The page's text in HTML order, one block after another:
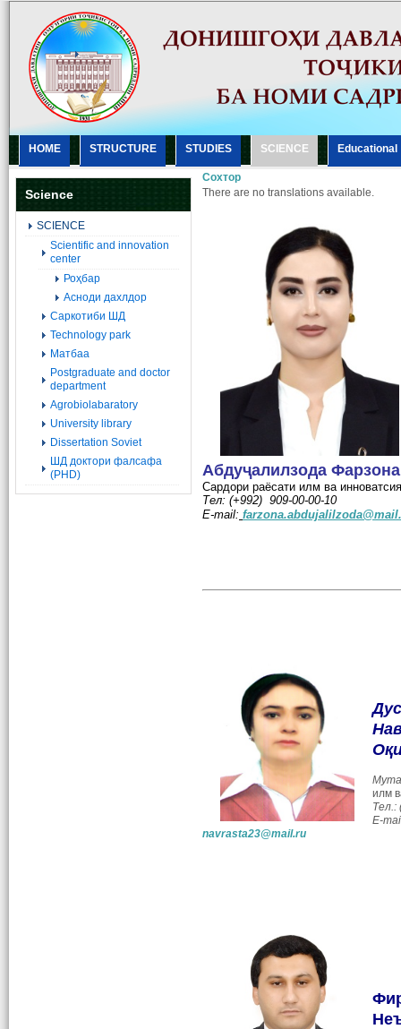
HOME STRUCTURE STUDIES SCIENCE Еducational
Science
SCIENCE
Scientific and innovation
center
Роҳбар
Асноди дахлдор
Саркотиби ШД
Technology park
Матбаа
Postgraduate and doctor
department
Agrobiolabaratory
University library
Dissertation Soviet
ШД доктори фалсафа
(PHD)
Сохтор
There are no translations available.
Абдуҷалилзода Фарзона
Сардори раёсати илм ва инноватсия
Тел: (+992) 909-00-00-10
E-mail:
илм
Тел.:
E-
navrasta23@mail.ru